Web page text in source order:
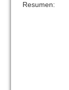
Resumen: